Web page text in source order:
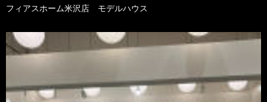
フィアスホーム米沢店 モデルハウス